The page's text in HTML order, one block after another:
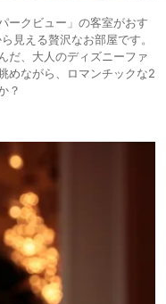
ークビュー」の客室がおす
見える贅沢なお部屋です。
だ、大人のディズニーファ
めながら、ロマンチックな2
？